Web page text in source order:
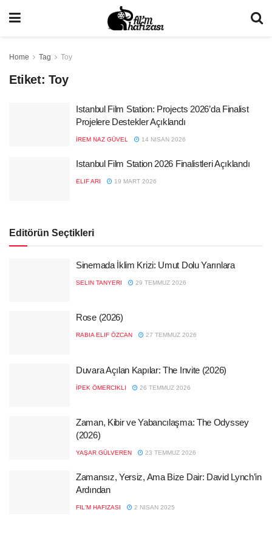
Home Tag Toy
Etiket: Toy
Istanbul Film Station: Projects 2026’da Finalist
Projelere Destekler Açıklandı
İREM NAZ GÜVEL 14 NISAN 2026
Istanbul Film Station 2026 Finalistleri Açıklandı
ELIF ARI 19 MART 2026
Editörün Seçtikleri
Sinemada İklim Krizi: Umut Dolu Yarınlara
SELIN TANYERI 29 TEMMUZ 2026
Rose (2026)
RABIA ELIF ÖZCAN 27 TEMMUZ 2026
Duvara Açılan Kapılar: The Invite (2026)
İPEK ÖMERCIKLI 26 TEMMUZ 2026
Zaman, Kibir ve Yabancılaşma: The Odyssey
(2026)
YAŞAR GÜLVEREN 23 TEMMUZ 2026
Zamansız, Yersiz, Ama Bize Dair: David Lynch’in
Ardından
FIL'M HAFIZASI 2 NISAN 2025